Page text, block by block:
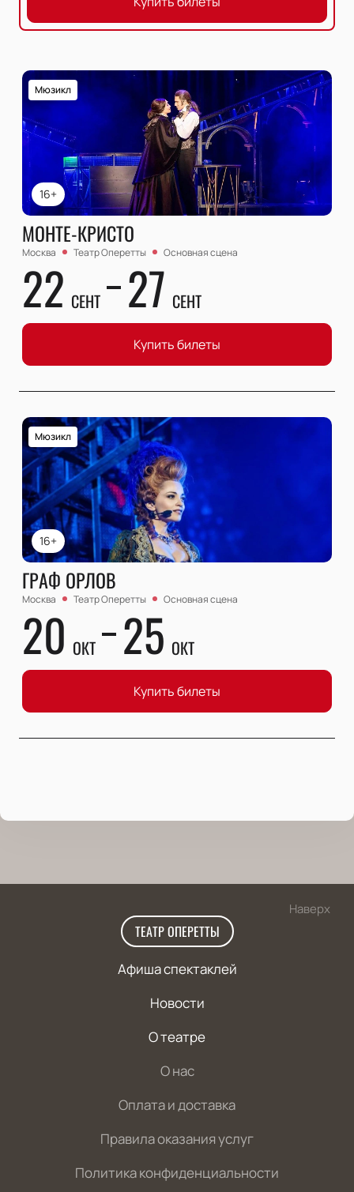
16+
Мюзикл
МОНТЕ-КРИСТО
Москва Театр Оперетты Основная сцена
22 СЕНТ 27 СЕНТ
Купить билеты
16+
Мюзикл
ГРАФ ОРЛОВ
Москва Театр Оперетты Основная сцена
20 ОКТ 25 ОКТ
Купить билеты
Наверх
ТЕАТР ОПЕРЕТТЫ
Афиша спектаклей
Новости
О театре
О нас
Оплата и доставка
Правила оказания услуг
Политика конфиденциальности